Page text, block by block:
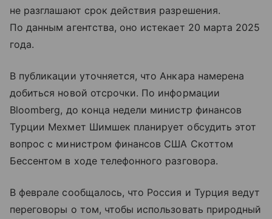
не разглашают срок действия разрешения.
По данным агентства, оно истекает 20 марта 2025
года.
В публикации уточняется, что Анкара намерена
добиться новой отсрочки. По информации
Bloomberg, до конца недели министр финансов
Турции Мехмет Шимшек планирует обсудить этот
вопрос с министром финансов США Скоттом
Бессентом в ходе телефонного разговора.
В феврале сообщалось, что Россия и Турция ведут
переговоры о том, чтобы использовать природный